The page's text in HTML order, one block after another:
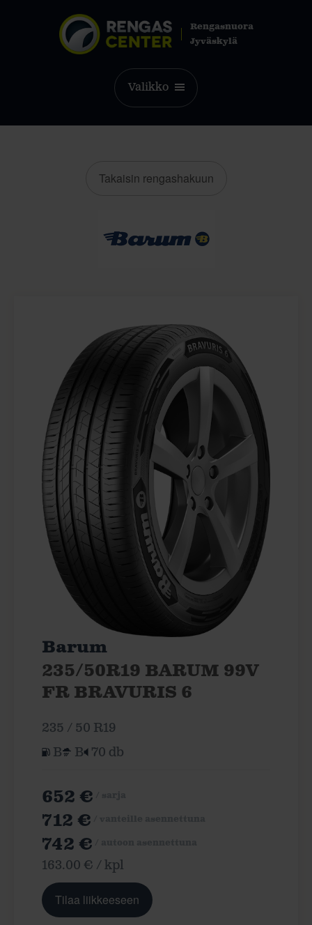
Rengasnuora
Jyväskylä
Valikko
Takaisin rengashakuun
Barum
235/50R19 BARUM 99V
FR BRAVURIS 6
235 / 50 R19
B
B 70 db
652 €
712 €
742 €
163.00 € / kpl
Tilaa liikkeeseen